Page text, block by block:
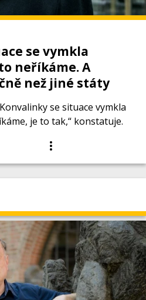
se vymkla
neříkáme. A
než jiné státy
se situace vymkla
je to tak,“ konstatuje.